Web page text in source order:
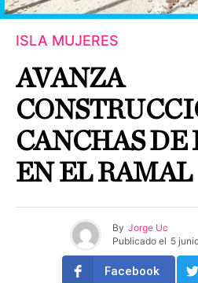
ISLA MUJERES
AVANZA
CANCHAS DE
EN EL RAMAL
By Jorge Uc
Publicado el 5
Facebook